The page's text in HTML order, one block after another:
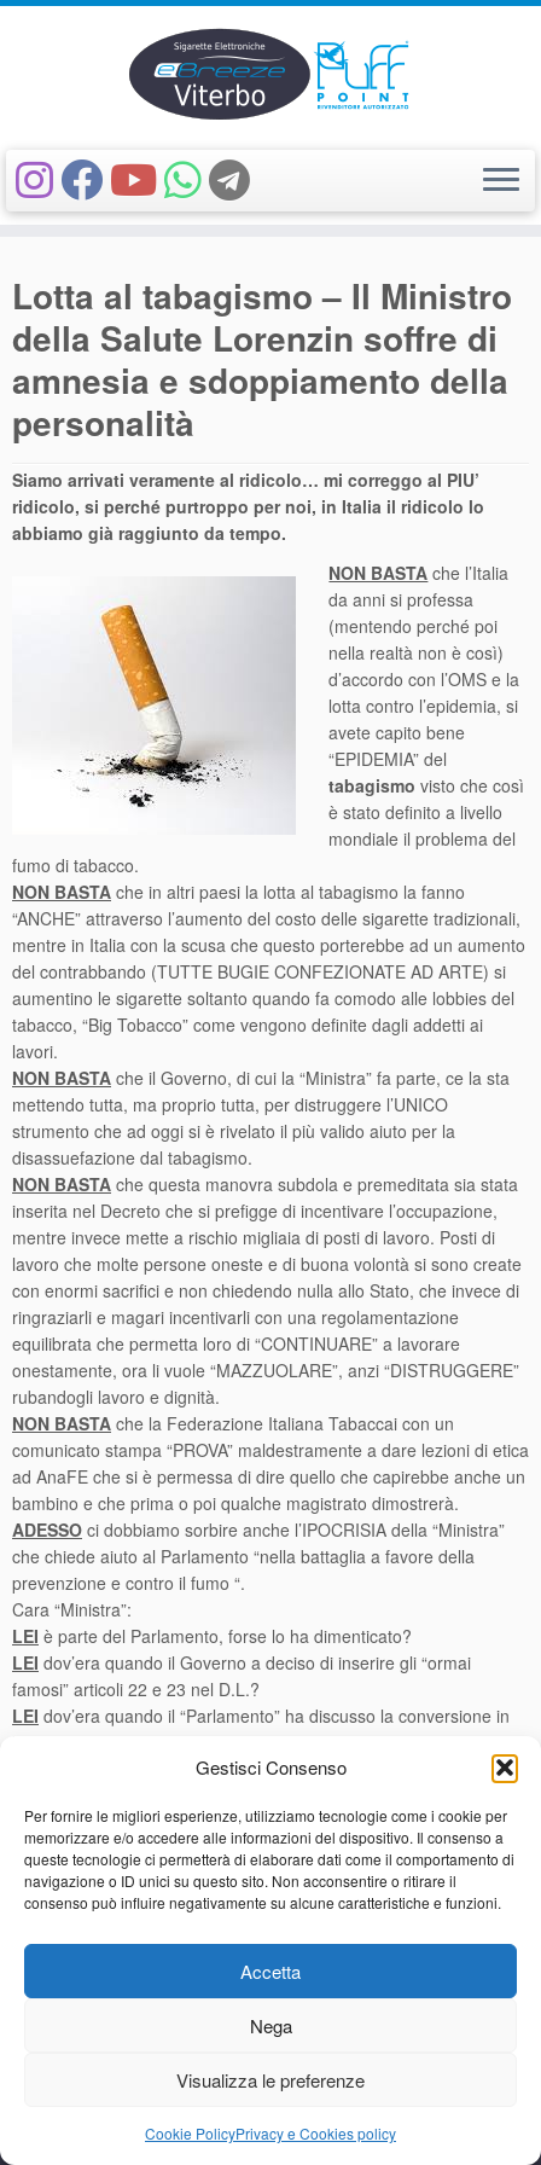
Gestisci Consenso
Per fornire le migliori esperienze, utilizziamo tecnologie come i cookie per
memorizzare e/o accedere alle informazioni del dispositivo. Il consenso a
queste tecnologie ci permetterà di elaborare dati come il comportamento di
navigazione o ID unici su questo sito. Non acconsentire o ritirare il
consenso può influire negativamente su alcune caratteristiche e funzioni.
Accetta
Nega
Visualizza le preferenze
Cookie PolicyPrivacy e Cookies policy
contenuto
Lotta al tabagismo – Il Ministro
della Salute Lorenzin soffre di
amnesia e sdoppiamento della
personalità
Siamo arrivati veramente al ridicolo… mi correggo al PIU’
ridicolo, si perché purtroppo per noi, in Italia il ridicolo lo
abbiamo già raggiunto da tempo.
NON BASTA che l’Italia
da anni si professa
(mentendo perché poi
nella realtà non è così)
d’accordo con l’OMS e la
lotta contro l’epidemia, si
avete capito bene
“EPIDEMIA” del
tabagismovisto che così
è stato definito a livello
mondiale il problema del
fumo di tabacco.
NON BASTA che in altri paesi la lotta al tabagismo la fanno
“ANCHE” attraverso l’aumento del costo delle sigarette tradizionali,
mentre in Italia con la scusa che questo porterebbe ad un aumento
del contrabbando (TUTTE BUGIE CONFEZIONATE AD ARTE) si
aumentino le sigarette soltanto quando fa comodo alle lobbies del
tabacco, “Big Tobacco” come vengono definite dagli addetti ai
lavori.
NON BASTA che il Governo, di cui la “Ministra” fa parte, ce la sta
mettendo tutta, ma proprio tutta, per distruggere l’UNICO
strumento che ad oggi si è rivelato il più valido aiuto per la
disassuefazione dal tabagismo.
NON BASTA che questa manovra subdola e premeditata sia stata
inserita nel Decreto che si prefigge di incentivare l’occupazione,
mentre invece mette a rischio migliaia di posti di lavoro. Posti di
lavoro che molte persone oneste e di buona volontà si sono create
con enormi sacrifici e non chiedendo nulla allo Stato, che invece di
ringraziarli e magari incentivarli con una regolamentazione
equilibrata che permetta loro di “CONTINUARE” a lavorare
onestamente, ora li vuole “MAZZUOLARE”, anzi “DISTRUGGERE”
rubandogli lavoro e dignità.
NON BASTA che la Federazione Italiana Tabaccai con un
comunicato stampa “PROVA” maldestramente a dare lezioni di etica
ad AnaFE che si è permessa di dire quello che capirebbe anche un
bambino e che prima o poi qualche magistrato dimostrerà.
ADESSO ci dobbiamo sorbire anche l’IPOCRISIA della “Ministra”
che chiede aiuto al Parlamento “nella battaglia a favore della
prevenzione e contro il fumo “.
Cara “Ministra”:
LEI è parte del Parlamento, forse lo ha dimenticato?
LEI dov’era quando il Governo a deciso di inserire gli “ormai
famosi” articoli 22 e 23 nel D.L.?
LEI dov’era quando il “Parlamento” ha discusso la conversione in
LA COERENZA E’ UNA MERCE RARA IN NATURA…
Navigazione articoli
← Ordini del giorno approvati dalla Camera dei deputati il
giorno 7 agosto 2013
disinformazione.→
Copyright © 2013/2026 All Rights Reserved - EBREEZE VITERBO
Via Igino Garbini, 80/C - 01100 Viterbo (VT) - Italy - Tel. +39
0761220021 - Fax +39 07611760264 - WhatsApp +39 3516173581
P.IVA 02234970560 - info@ebreezeviterbo.it